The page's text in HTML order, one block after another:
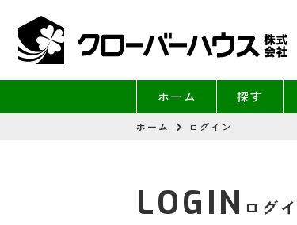
ホーム 探す
ホーム ログイン
ログ
LOGIN